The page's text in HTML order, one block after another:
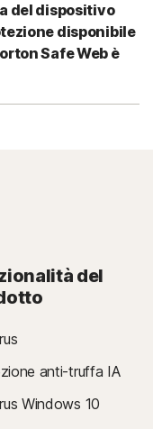
del dispositivo
disponibile
Safe Web è
del
anti-truffa IA
Windows 10